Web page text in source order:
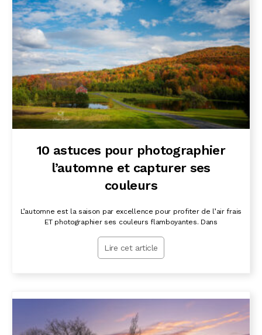
10 astuces pour photographier
l’automne et capturer ses
couleurs
L’automne est la saison par excellence pour profiter de l’air frais
ET photographier ses couleurs flamboyantes. Dans
Lire cet article